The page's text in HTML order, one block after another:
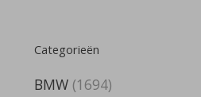
Categorieën
BMW (1694)